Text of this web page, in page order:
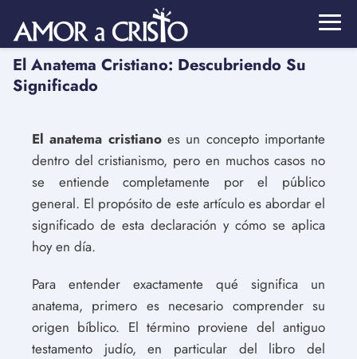
El Anatema Cristiano: Descubriendo Su
Significado
El anatema cristianoes un concepto importante
dentro del cristianismo, pero en muchos casos no
se entiende completamente por el público
general. El propósito de este artículo es abordar el
significado de esta declaración y cómo se aplica
hoy en día.
Para entender exactamente qué significa un
anatema, primero es necesario comprender su
origen bíblico. El término proviene del antiguo
testamento judío, en particular del libro del